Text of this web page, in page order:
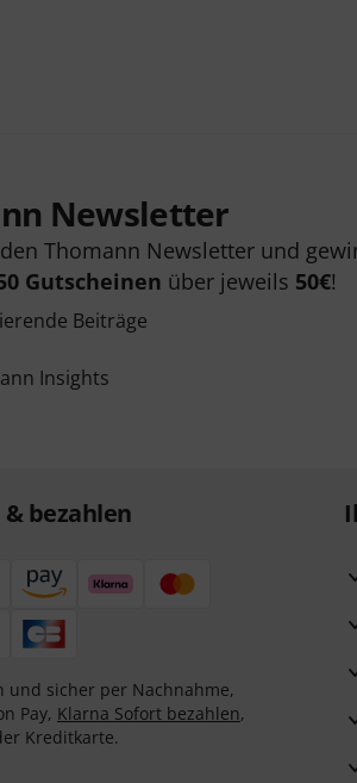
Newsletter
Thomann Newsletter und
Gutscheinen über jeweils 50€!
Beiträge
Insights
bezahlen
und sicher per Nachnahme,
Pay, Klarna Sofort bezahlen,
Kreditkarte.